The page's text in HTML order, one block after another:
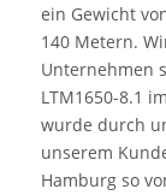
ein Gewicht
140 Metern.
Unternehmen
LTM1650-8.1
wurde durch
unserem
Hamburg so